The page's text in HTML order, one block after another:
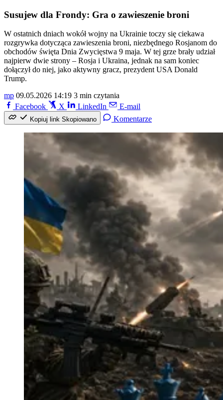
Susujew dla Frondy: Gra o zawieszenie broni
W ostatnich dniach wokół wojny na Ukrainie toczy się ciekawa
rozgrywka dotycząca zawieszenia broni, niezbędnego Rosjanom do
obchodów święta Dnia Zwycięstwa 9 maja. W tej grze brały udział
najpierw dwie strony – Rosja i Ukraina, jednak na sam koniec
dołączył do niej, jako aktywny gracz, prezydent USA Donald
Trump.
mp 09.05.2026 14:19 3 min czytania
Facebook
X LinkedIn E-mail
Kopiuj link Skopiowano Komentarze